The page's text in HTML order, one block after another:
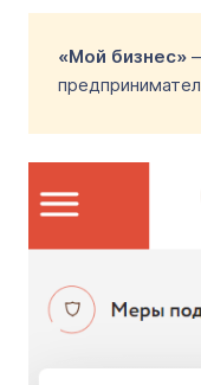
«Мой бизнес»